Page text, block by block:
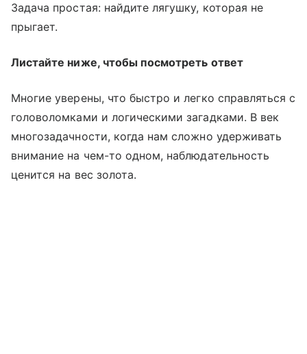
Задача простая: найдите лягушку, которая не
прыгает.
Листайте ниже, чтобы посмотреть ответ
Многие уверены, что быстро и легко справляться с
головоломками и логическими загадками. В век
многозадачности, когда нам сложно удерживать
внимание на чем-то одном, наблюдательность
ценится на вес золота.